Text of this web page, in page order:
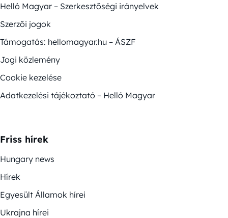
Helló Magyar – Szerkesztőségi irányelvek
Szerzői jogok
Támogatás: hellomagyar.hu – ÁSZF
Jogi közlemény
Cookie kezelése
Adatkezelési tájékoztató – Helló Magyar
Friss hírek
Hungary news
Hírek
Egyesült Államok hírei
Ukrajna hírei